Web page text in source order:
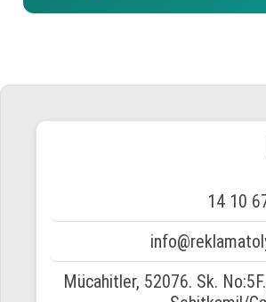
Mücahitler, 52076. Sk.